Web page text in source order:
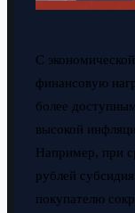
С
финансовую
более
высокой
Например, при
рублей
покупателю